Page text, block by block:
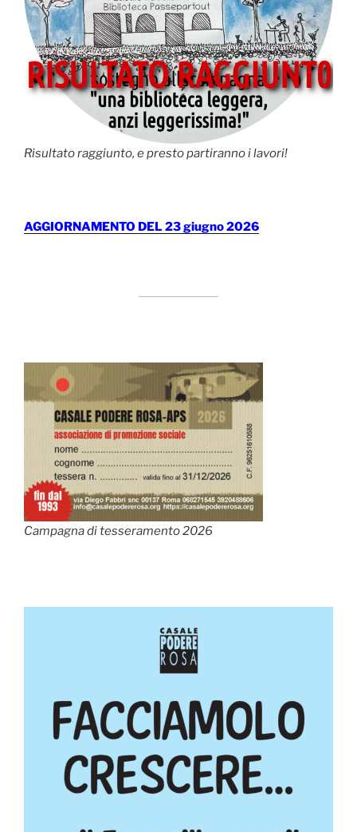
Risultato raggiunto, e presto partiranno i lavori!
AGGIORNAMENTO DEL 23 giugno 2026
Campagna di tesseramento 2026